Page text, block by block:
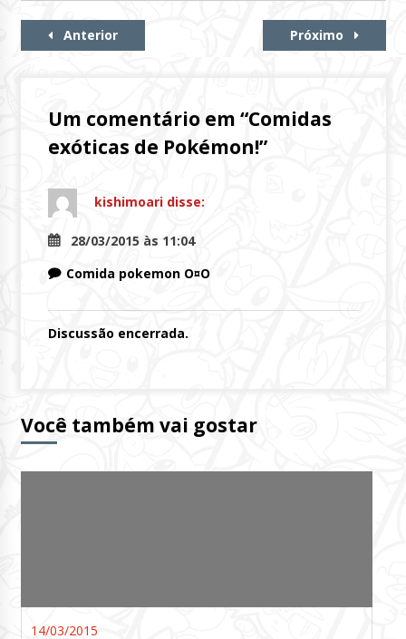
Continue
Anterior Próximo
Um comentário em “Comidas
exóticas de Pokémon!”
kishimoari disse:
28/03/2015 às 11:04
Comida pokemon O¤O
Discussão encerrada.
Você também vai gostar
14/03/2015